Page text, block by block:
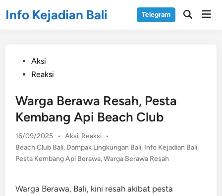
toInfo Kejadian Bali Telegram
Open
PostedAksi
Reaksi
Warga Berawa Resah, Pesta
Kembang Api Beach Club
16/09/2025 • Posted
in
Aksi, Reaksi •
Beach Club Bali, Dampak Lingkungan Bali, Info Kejadian Bali,
Pesta Kembang Api Berawa,Warga Berawa Resah
Warga Berawa, Bali, kini resah akibat pesta